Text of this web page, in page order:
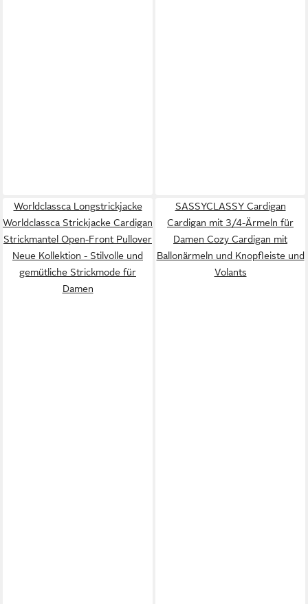
Worldclassca Longstrickjacke
Worldclassca Strickjacke Cardigan
Strickmantel Open-Front Pullover
Neue Kollektion - Stilvolle und
gemütliche Strickmode für
Damen
SASSYCLASSY Cardigan
Cardigan mit 3/4-Ärmeln für
Damen Cozy Cardigan mit
Ballonärmeln und Knopfleiste und
Volants